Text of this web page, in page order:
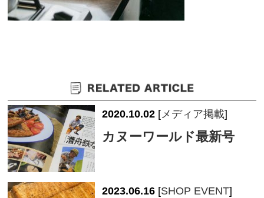
2020.10.02 [メディア掲載]
カヌーワールド最新号
2023.06.16 [SHOP EVENT]